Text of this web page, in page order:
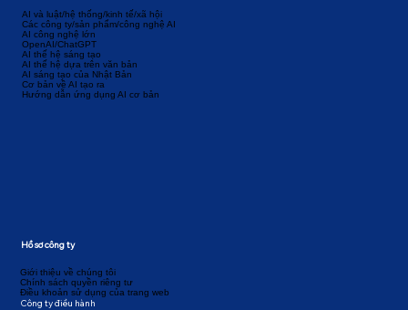
AI và luật/hệ thống/kinh tế/xã hội
Các công ty/sản phẩm/công nghệ AI
AI công nghệ lớn
OpenAI/ChatGPT
AI thế hệ sáng tạo
AI thế hệ dựa trên văn bản
AI sáng tạo của Nhật Bản
Cơ bản về AI tạo ra
Hướng dẫn ứng dụng AI cơ bản
Giới thiệu về chúng tôi
Chính sách quyền riêng tư
Điều khoản sử dụng của trang web
Công ty điều hành
Hồ sơ công ty